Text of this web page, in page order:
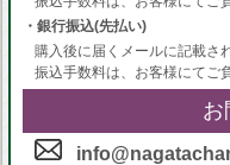
・銀行振込(先払い)
購入後に届くメールに記載さ
振込手数料は、お客様にてご
お